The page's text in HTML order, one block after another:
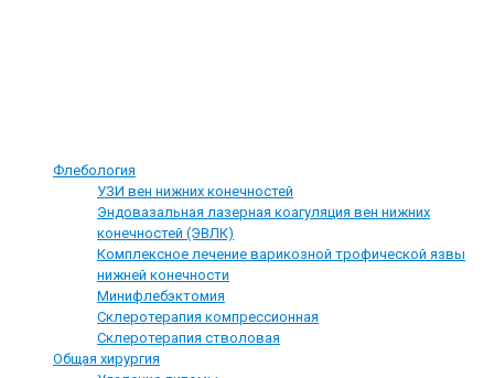
Флебология
УЗИ вен нижних конечностей
Эндовазальная лазерная коагуляция вен нижних
конечностей (ЭВЛК)
Комплексное лечение варикозной трофической язвы
нижней конечности
Минифлебэктомия
Склеротерапия компрессионная
Склеротерапия стволовая
Общая хирургия